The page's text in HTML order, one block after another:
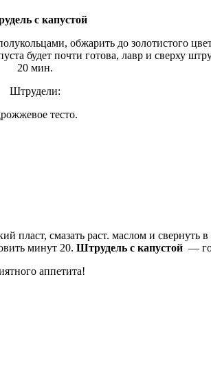
с капустой
обжарить до золотистого
будет почти готова, лавр и сверху
20 мин.
Штрудели:
тесто.
пласт, смазать раст. маслом и
минут 20. Штрудель с капустой —
аппетита!